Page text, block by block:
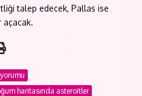
talep edecek, Pallas ise
açacak.
haritasında asteroitler